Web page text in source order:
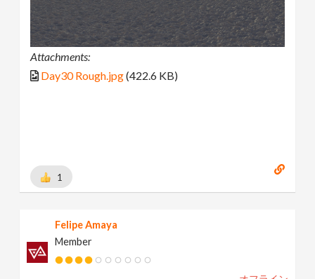
Attachments:
Day30 Rough.jpg(422.6 KB)
1
Felipe Amaya
Member